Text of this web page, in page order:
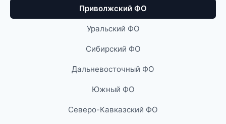
Приволжский ФО
Уральский ФО
Сибирский ФО
Дальневосточный ФО
Южный ФО
Северо-Кавказский ФО